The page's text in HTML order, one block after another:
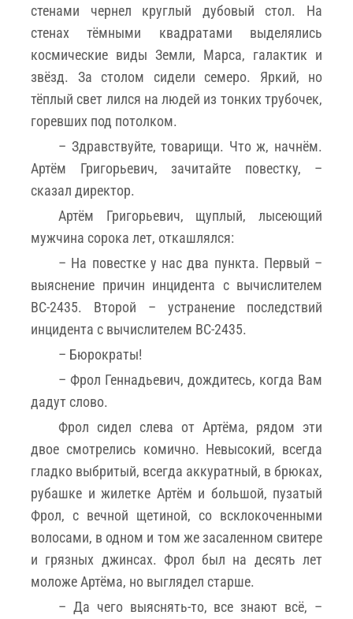
стенами чернел круглый дубовый стол. На
стенах тёмными квадратами выделялись
космические виды Земли, Марса, галактик и
звёзд. За столом сидели семеро. Яркий, но
тёплый свет лился на людей из тонких трубочек,
горевших под потолком.
– Здравствуйте, товарищи. Что ж, начнём.
Артём Григорьевич, зачитайте повестку, –
сказал директор.
Артём Григорьевич, щуплый, лысеющий
мужчина сорока лет, откашлялся:
– На повестке у нас два пункта. Первый –
выяснение причин инцидента с вычислителем
ВС-2435. Второй – устранение последствий
инцидента с вычислителем ВС-2435.
– Бюрократы!
– Фрол Геннадьевич, дождитесь, когда Вам
дадут слово.
Фрол сидел слева от Артёма, рядом эти
двое смотрелись комично. Невысокий, всегда
гладко выбритый, всегда аккуратный, в брюках,
рубашке и жилетке Артём и большой, пузатый
Фрол, с вечной щетиной, со всклокоченными
волосами, в одном и том же засаленном свитере
и грязных джинсах. Фрол был на десять лет
моложе Артёма, но выглядел старше.
– Да чего выяснять-то, все знают всё, –